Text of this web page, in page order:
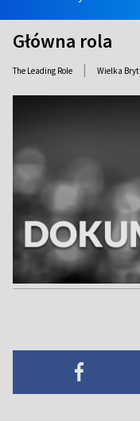
Główna rola
The Leading Role | Wielka